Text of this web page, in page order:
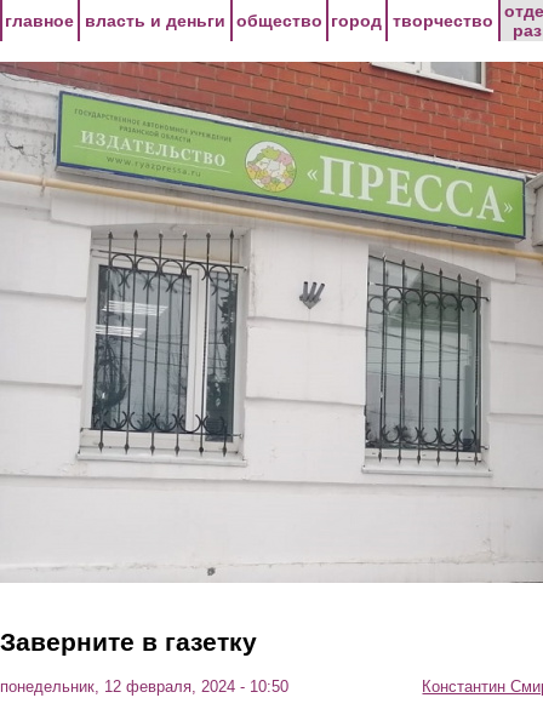
главное власть и деньги общество город творчество
Заверните в газетку
понедельник, 12 февраля, 2024 - 10:50 Константин